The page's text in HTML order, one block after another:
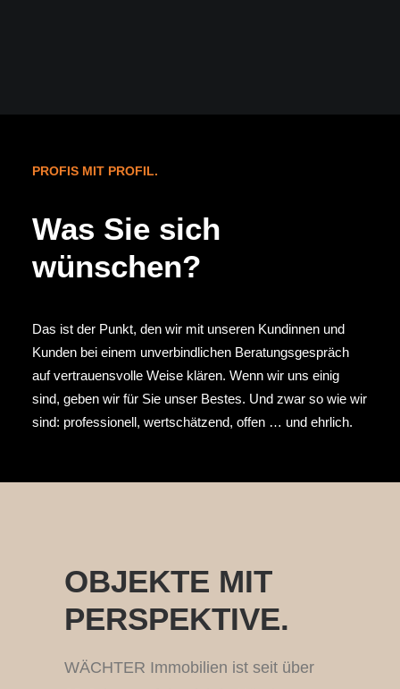
PROFIS MIT PROFIL.
Was Sie sich
wünschen?
Das ist der Punkt, den wir mit unseren Kundinnen und
Kunden bei einem unverbindlichen Beratungsgespräch
auf vertrauensvolle Weise klären. Wenn wir uns einig
sind, geben wir für Sie unser Bestes. Und zwar so wie wir
sind: professionell, wertschätzend, offen … und ehrlich.
OBJEKTE MIT
PERSPEKTIVE.
WÄCHTER Immobilien ist seit über